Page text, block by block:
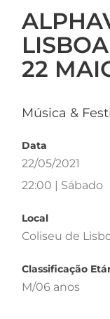
22
Música &
Data
22/05/2021
22:00 | Sábado
Local
Coliseu de
Classificação
M/06 anos